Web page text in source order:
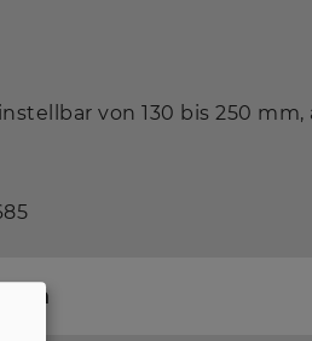
von 130 bis 250 mm,